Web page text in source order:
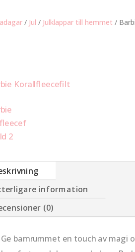
/ Jul / Julklappar till hemmet /
information
(0)
Ge barnrummet en touch av magi